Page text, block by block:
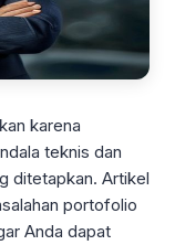
karena
teknis dan
ditetapkan. Artikel
portofolio
Anda dapat